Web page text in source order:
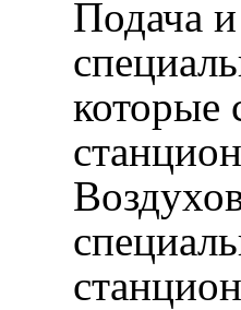
Подача и
которые